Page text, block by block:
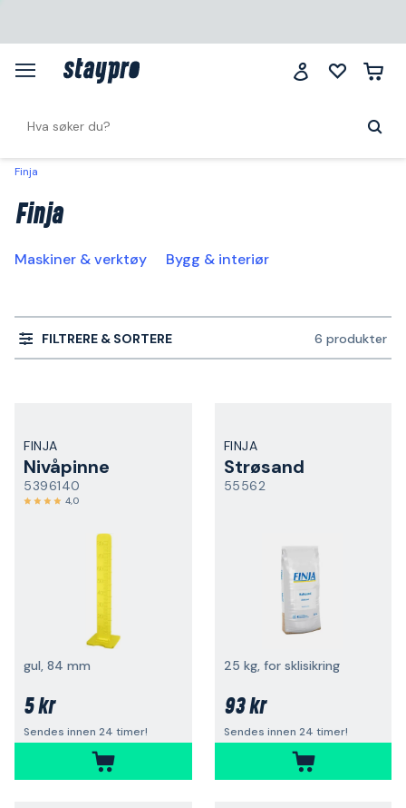
Finja
Finja
Maskiner & verktøy Bygg & interiør
FILTRERE & SORTERE 6 produkter
FINJA
Nivåpinne
5396140
4,0
gul, 84 mm
5 kr
Sendes innen 24 timer!
FINJA
Strøsand
55562
25 kg, for sklisikring
93 kr
Sendes innen 24 timer!